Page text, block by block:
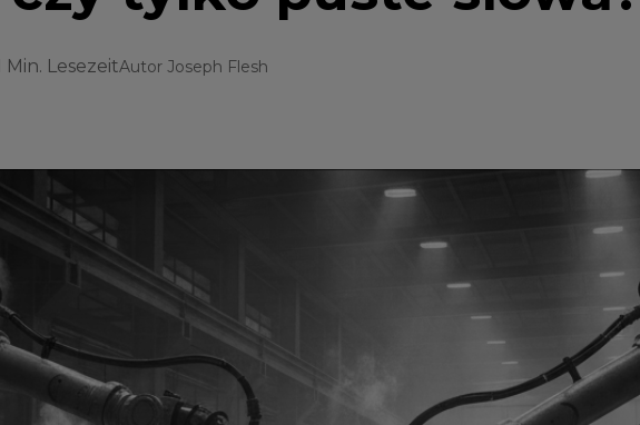
Min. LesezeitAutor Joseph Flesh